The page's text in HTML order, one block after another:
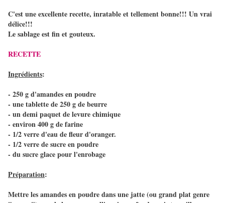
C'est une excellente recette, inratable et tellement bonne!!! Un vrai
délice!!!
Le sablage est fin et gouteux.
RECETTE
Ingrédients:
- 250 g d'amandes en poudre
- une tablette de 250 g de beurre
- un demi paquet de levure chimique
- environ 400 g de farine
- 1/2 verre d'eau de fleur d'oranger.
- 1/2 verre de sucre en poudre
- du sucre glace pour l'enrobage
Préparation:
Mettre les amandes en poudre dans une jatte (ou grand plat genre